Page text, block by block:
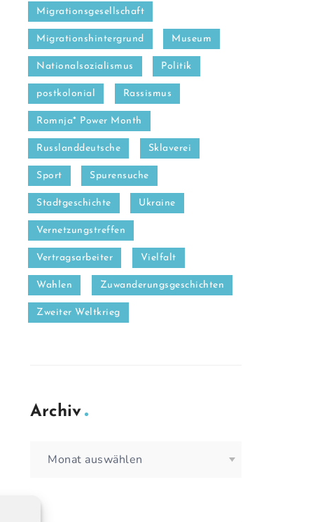
Migrationsgesellschaft
Migrationshintergrund Museum
Nationalsozialismus Politik
postkolonial Rassismus
Romnja* Power Month
Russlanddeutsche Sklaverei
Sport Spurensuche
Stadtgeschichte Ukraine
Vernetzungstreffen
Vertragsarbeiter Vielfalt
Wahlen Zuwanderungsgeschichten
Zweiter Weltkrieg
Archiv